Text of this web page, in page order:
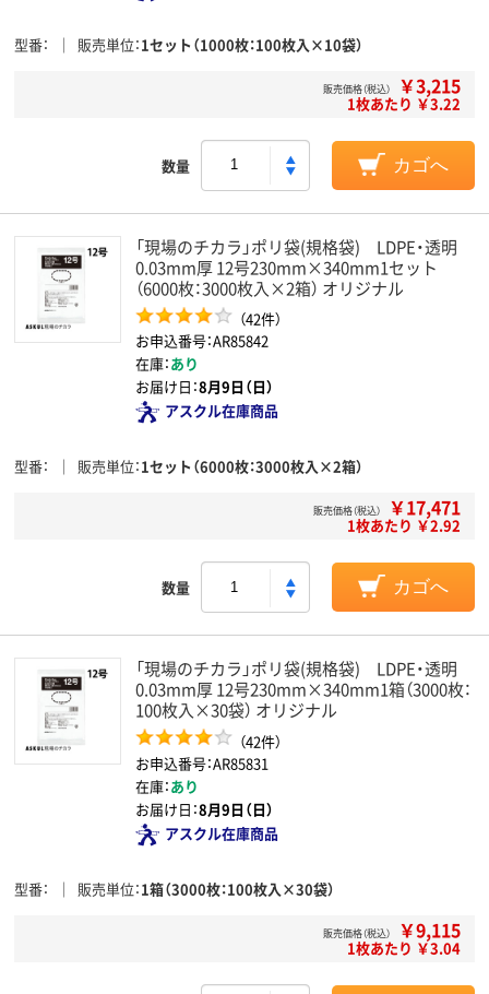
型番 販売単位 1セット（1000枚：100枚入×10袋）
販売価格（税込） ￥3,215
1枚あたり ￥3.22
数量 カゴへ
「現場のチカラ」ポリ袋(規格袋) LDPE・透明
0.03mm厚 12号230mm×340mm1セット
（6000枚：3000枚入×2箱） オリジナル
（42件）
お申込番号：AR85842
在庫：あり
お届け日：8月9日（日）
アスクル在庫商品
型番 販売単位 1セット（6000枚：3000枚入×2箱）
販売価格（税込） ￥17,471
1枚あたり ￥2.92
数量 カゴへ
「現場のチカラ」ポリ袋(規格袋) LDPE・透明
0.03mm厚 12号230mm×340mm1箱（3000枚：
100枚入×30袋） オリジナル
（42件）
お申込番号：AR85831
在庫：あり
お届け日：8月9日（日）
アスクル在庫商品
型番 販売単位 1箱（3000枚：100枚入×30袋）
販売価格（税込） ￥9,115
1枚あたり ￥3.04